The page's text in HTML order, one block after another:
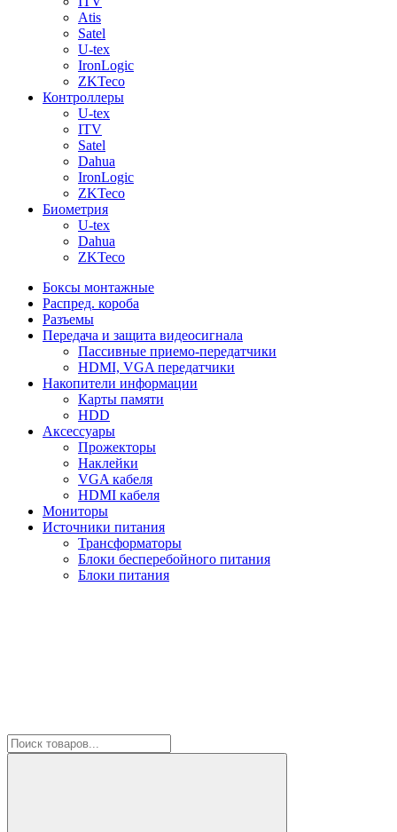
Atis
Satel
U-tex
IronLogic
ZKTeco
Контроллеры
U-tex
ITV
Satel
Dahua
IronLogic
ZKTeco
Биометрия
U-tex
Dahua
ZKTeco
Боксы монтажные
Распред. короба
Разъемы
Передача и защита видеосигнала
Пассивные приемо-передатчики
HDMI, VGA передатчики
Накопители информации
Карты памяти
HDD
Аксессуары
Прожекторы
Наклейки
VGA кабеля
HDMI кабеля
Мониторы
Источники питания
Трансформаторы
Блоки бесперебойного питания
Блоки питания